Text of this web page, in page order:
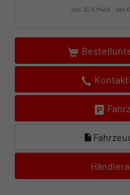
incl. 20% MwSt., den